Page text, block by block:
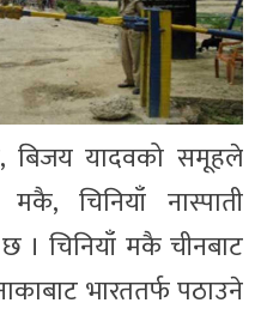
बिजय यादवको समूहले
चिनियाँ नास्पाती
। चिनियाँ मकै चीनबाट
भारततर्फ पठाउने